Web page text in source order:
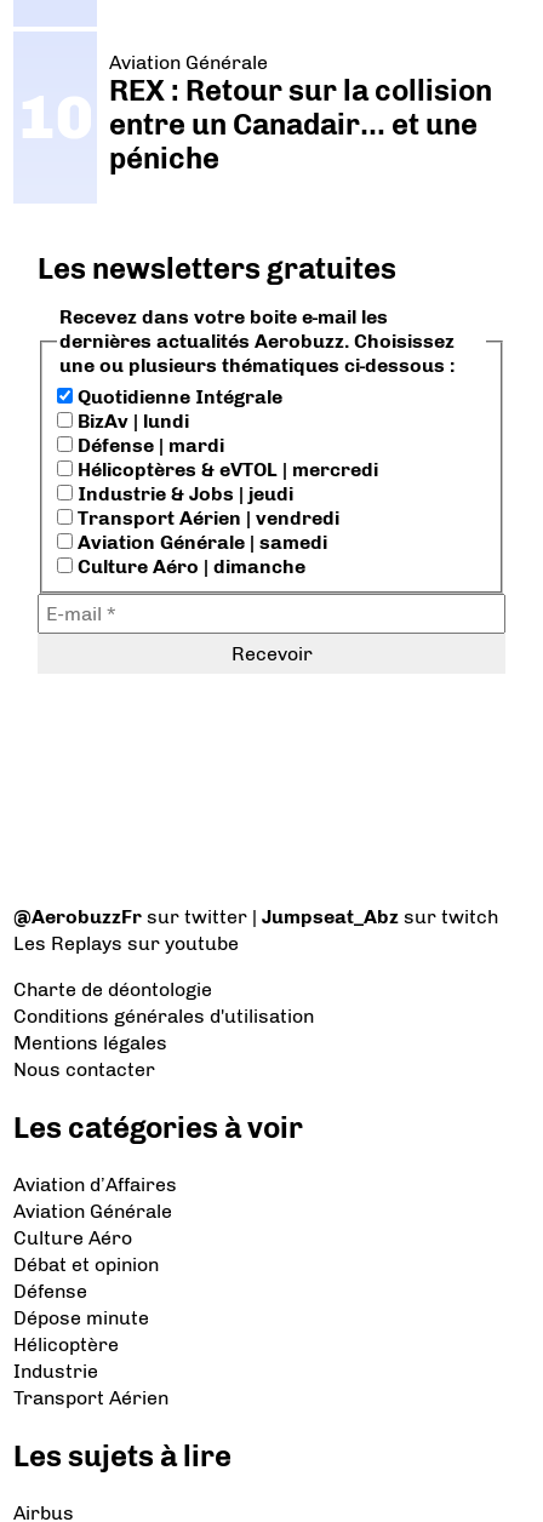
Aviation Générale
REX : Retour sur la collision
entre un Canadair… et une
péniche
Les newsletters gratuites
Recevez dans votre boite e-mail les
dernières actualités Aerobuzz. Choisissez
une ou plusieurs thématiques ci-dessous :
Quotidienne Intégrale
BizAv | lundi
Défense | mardi
Hélicoptères & eVTOL | mercredi
Industrie & Jobs | jeudi
Transport Aérien | vendredi
Aviation Générale | samedi
Culture Aéro | dimanche
@AerobuzzFr sur twitter |Jumpseat_Abz sur twitch
Les Replays sur youtube
Charte de déontologie
Conditions générales d'utilisation
Mentions légales
Nous contacter
Les catégories à voir
Aviation d’Affaires
Aviation Générale
Culture Aéro
Débat et opinion
Défense
Dépose minute
Hélicoptère
Industrie
Transport Aérien
Les sujets à lire
Airbus